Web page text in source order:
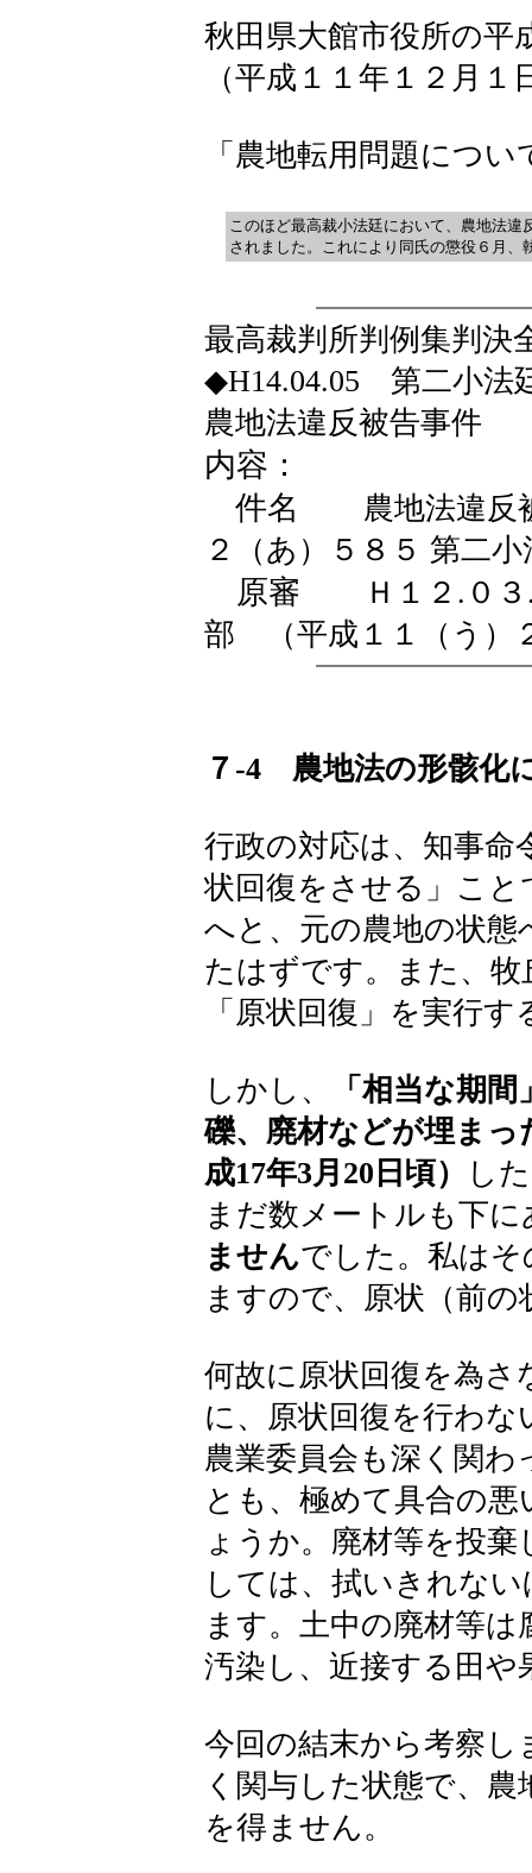
秋田県大館市役所の平
（平成１１年１２月１
「農地転用問題につ
このほど最高裁小法廷において、農地法
されました。これにより同氏の懲役６月
最高裁判所判例集判決
◆H14.04.05 第二小
農地法違反被告事件
内容：
件名
農地法違反
２（あ）５８５ 第二
原審
Ｈ１２.０
部 （平成１１（う）
７-4 農地法の形骸化
行政の対応は、知事命
状回復をさせる」こ
へと、元の農地の状
たはずです。また、
「原状回復」を実行
しかし、
「相当な期
礫、廃材などが埋まっ
成17年3月20日頃）
し
まだ数メートルも下に
ませんでした。私は
ますので、原状（前
何故に原状回復を為
に、原状回復を行わ
農業委員会も深く関
とも、極めて具合の
ょうか。廃材等を投
しては、拭いきれな
ます。土中の廃材等
汚染し、近接する田や
今回の結末から考察し
く関与した状態で、
を得ません。